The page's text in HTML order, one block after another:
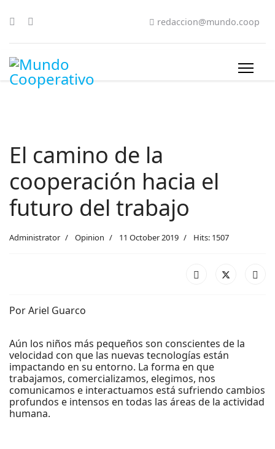
redaccion@mundo.coop
El camino de la
cooperación hacia el
futuro del trabajo
Administrator Opinion 11 October 2019 Hits: 1507
Por Ariel Guarco
Aún los niños más pequeños son conscientes de la
velocidad con que las nuevas tecnologías están
impactando en su entorno. La forma en que
trabajamos, comercializamos, elegimos, nos
comunicamos e interactuamos está sufriendo cambios
profundos e intensos en todas las áreas de la actividad
humana.